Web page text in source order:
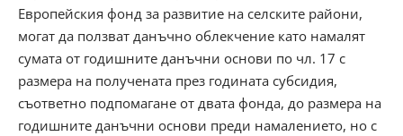
Европейския фонд за развитие на селските райони,
могат да ползват данъчно облекчение като намалят
сумата от годишните данъчни основи по чл. 17 с
размера на получената през годината субсидия,
съответно подпомагане от двата фонда, до размера на
годишните данъчни основи преди намалението, но с